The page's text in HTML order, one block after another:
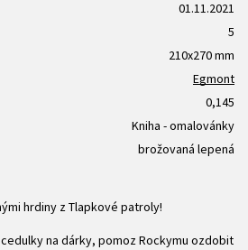
01.11.2021
5
210x270 mm
Egmont
0,145
Kniha - omalovánky
brožovaná lepená
hrdiny z Tlapkové patroly!
na dárky, pomoz Rockymu ozdobit